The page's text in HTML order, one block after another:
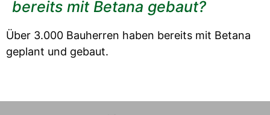
bereits mit Betana gebaut?
Über 3.000 Bauherren haben bereits mit Betana
geplant und gebaut.